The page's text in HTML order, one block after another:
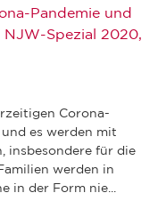
Pandemie und
Spezial 2020,
Corona-
es werden mit
insbesondere für die
werden in
in der Form nie...